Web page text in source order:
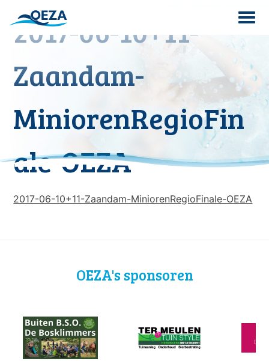
content
Search
2017-06-10+11-
Zaandam-
MiniorenRegioFin
ale-OEZA
2017-06-10+11-Zaandam-MiniorenRegioFinale-OEZA
OEZA's sponsoren